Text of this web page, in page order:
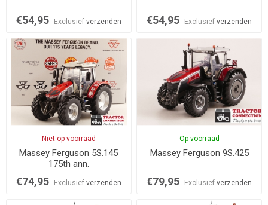
€54,95 Exclusief verzenden €54,95 Exclusiefverzenden
Niet op voorraad
Massey Ferguson 5S.145
175th ann.
€74,95 Exclusief verzenden
Op voorraad
Massey Ferguson 9S.425
€79,95 Exclusiefverzenden